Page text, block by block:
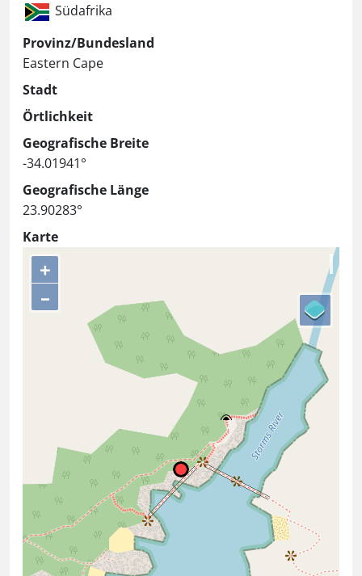
Südafrika
Provinz/Bundesland
Eastern Cape
Stadt
Örtlichkeit
Geografische Breite
-34.01941°
Geografische Länge
23.90283°
Karte
+
–